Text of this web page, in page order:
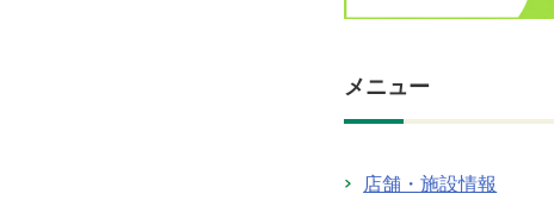
メニュー
店舗・施設情報